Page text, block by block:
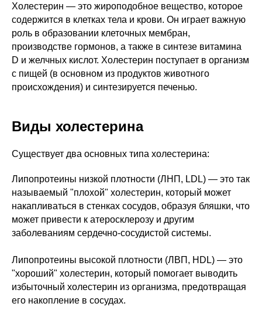
Холестерин — это жироподобное вещество, которое
содержится в клетках тела и крови. Он играет важную
роль в образовании клеточных мембран,
производстве гормонов, а также в синтезе витамина
D и желчных кислот. Холестерин поступает в организм
с пищей (в основном из продуктов животного
происхождения) и синтезируется печенью.
Виды холестерина
Существует два основных типа холестерина:
Липопротеины низкой плотности (ЛНП, LDL) — это так
называемый "плохой" холестерин, который может
накапливаться в стенках сосудов, образуя бляшки, что
может привести к атеросклерозу и другим
заболеваниям сердечно-сосудистой системы.
Липопротеины высокой плотности (ЛВП, HDL) — это
"хороший" холестерин, который помогает выводить
избыточный холестерин из организма, предотвращая
его накопление в сосудах.